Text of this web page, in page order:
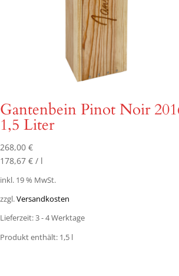
Gantenbein Pinot Noir
1,5 Liter
268,00 €
178,67 €/ l
inkl. 19 % MwSt.
zzgl.Versandkosten
Lieferzeit:3 - 4 Werktage
Produkt enthält: 1,5 l